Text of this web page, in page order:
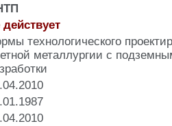
действует
технологического
металлургии с